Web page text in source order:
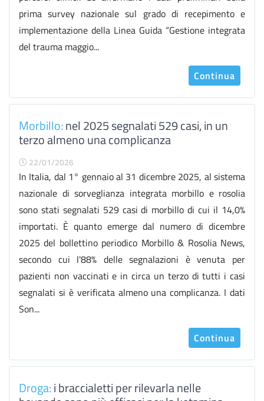
prima survey nazionale sul grado di recepimento e
implementazione della Linea Guida “Gestione integrata
del trauma maggio...
Continua
Morbillo:nel 2025 segnalati 529 casi, in un
terzo almeno una complicanza
22/01/2026
In Italia, dal 1° gennaio al 31 dicembre 2025, al sistema
nazionale di sorveglianza integrata morbillo e rosolia
sono stati segnalati 529 casi di morbillo di cui il 14,0%
importati. È quanto emerge dal numero di dicembre
2025 del bollettino periodico Morbillo & Rosolia News,
secondo cui l'88% delle segnalazioni è venuta per
pazienti non vaccinati e in circa un terzo di tutti i casi
segnalati si è verificata almeno una complicanza. I dati
Son...
Continua
Droga:i braccialetti per rilevarla nelle